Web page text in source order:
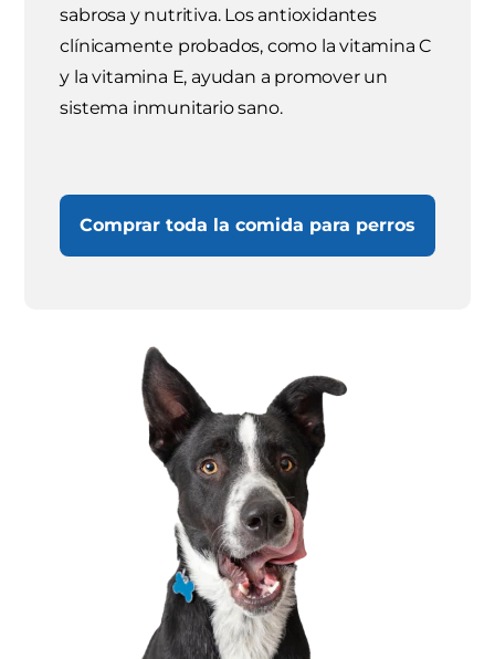
sabrosa y nutritiva. Los antioxidantes
clínicamente probados, como la vitamina C
y la vitamina E, ayudan a promover un
sistema inmunitario sano.
Comprar toda la comida para perros